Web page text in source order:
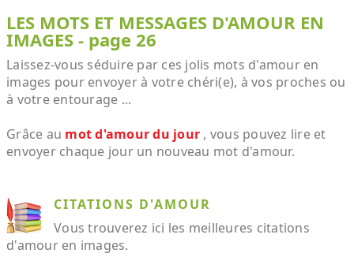
LES MOTS ET MESSAGES D'AMOUR EN
IMAGES - page 26
Laissez-vous séduire par ces jolis mots d'amour en
images pour envoyer à votre chéri(e), à vos proches ou
à votre entourage ...
Grâce au mot d'amour du jour , vous pouvez lire et
envoyer chaque jour un nouveau mot d'amour.
CITATIONS D'AMOUR
Vous trouverez ici les meilleures citations
d'amour en images.